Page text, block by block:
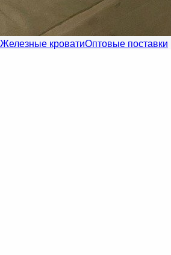
Железные кроватиОптовые поставки